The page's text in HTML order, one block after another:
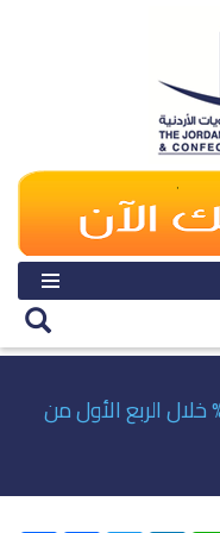
حركة الشحن البري 23.6% خلال الربع الأول من